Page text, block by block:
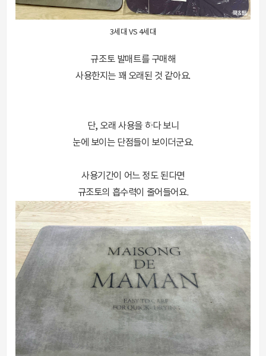
3세대 VS 4세대
규조토 발매트를 구매해
사용한지는 꽤 오래된 것 같아요.
단, 오래 사용을 하다 보니
눈에 보이는 단점들이 보이더군요.
사용기간이 어느 정도 된다면
규조토의 흡수력이 줄어들어요.